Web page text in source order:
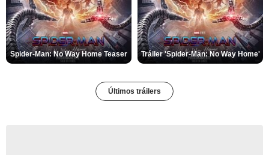
Spider-Man: No Way Home Teaser Tráiler 'Spider-Man: No Way Home'
Últimos tráilers